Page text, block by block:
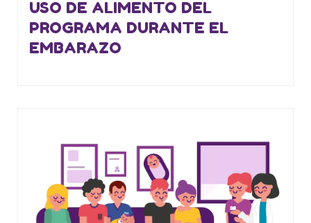
USO DE ALIMENTO DEL
PROGRAMA DURANTE EL
EMBARAZO